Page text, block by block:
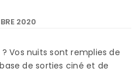
2020
Vos nuits sont remplies de
de sorties ciné et de